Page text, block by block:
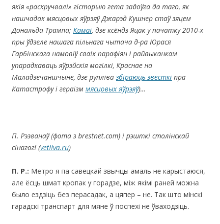
якія «раскручвалі» гісторыю гета задоўга да таго, як
нашчадак мясцовых яўрэяў Джарэд Кушнер стаў зяцем
Дональда Трампа; Камаі, дзе ксёндз Яцак у пачатку 2010-х
пры ўдзеле нашага пільнага чытача д-ра Юрася
Гарбінскага намовіў сваіх парафіян і райвыканкам
упарадкаваць яўрэйскія могілкі, Краснае на
Маладзечаншчыне, дзе рупліва збіраюць звесткі пра
Катастрофу і гераізм мясцовых яўрэяў)…
П. Рэзванаў (фота з brestnet.com) i рэшткі столінскай
сінагогі (vetliva.ru)
П. Р.: Метро я па савецкай звычцы амаль не карыстаюся,
але ёсць шмат кропак у горадзе, між якімі раней можна
было ездзіць без перасадак, а цяпер – не. Так што мінскі
гарадскі транспарт для мяне ў поспехі не ўваходзіць.